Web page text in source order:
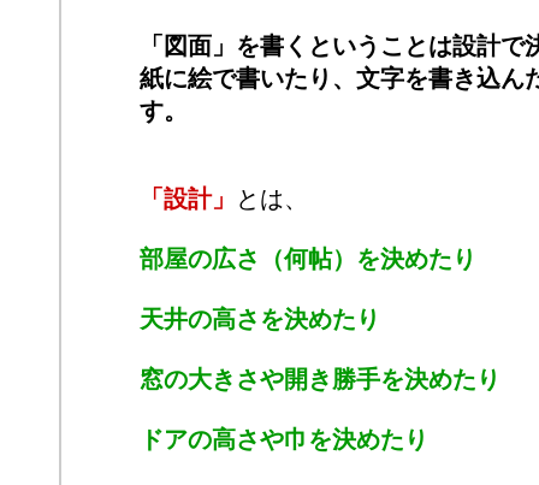
「図面」を書くということは設計で
紙に絵で書いたり、文字を書き込ん
す。
「設計」 とは、
部屋の広さ（何帖）を決めたり
天井の高さを決めたり
窓の大きさや開き勝手を決めたり
ドアの高さや巾を決めたり